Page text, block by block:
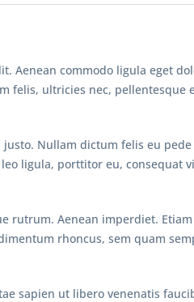
Aenean commodo ligula eget
felis, ultricies nec,
Nullam dictum felis eu
ligula, porttitor eu, consequat
rutrum. Aenean imperdiet.
rhoncus, sem quam
sapien ut libero venenatis